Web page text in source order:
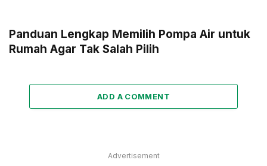
Panduan Lengkap Memilih Pompa Air untuk
Rumah Agar Tak Salah Pilih
ADD A COMMENT
Advertisement